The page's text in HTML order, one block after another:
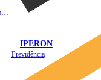
IPERON
Previdência